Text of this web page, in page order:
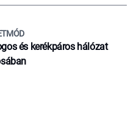
és kerékpáros hálózat